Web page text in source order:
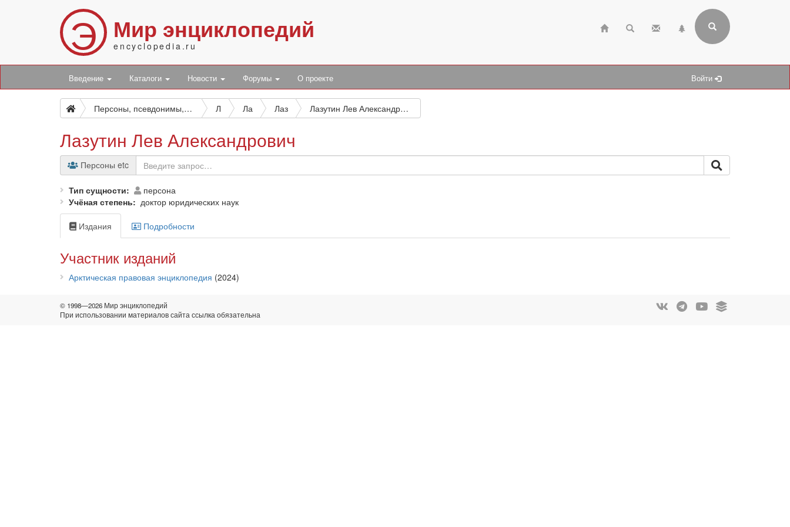
Э Мир энциклопедий
encyclopedia.ru
Введение Каталоги Новости Форумы О проекте Войти
Персоны, псевдонимы, персонажи и боты Л Ла Лаз Лазутин Лев Александрович
Лазутин Лев Александрович
Персоны etc
Тип сущности
персона
Учёная степень
доктор юридических наук
Издания Подробности
Участник изданий
Арктическая правовая энциклопедия (2024)
© 1998—2026 Мир энциклопедий
При использовании материалов сайта ссылка обязательна